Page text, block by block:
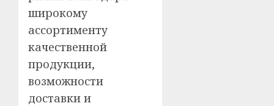
широкому
ассортименту
качественной
продукции,
возможности
доставки и